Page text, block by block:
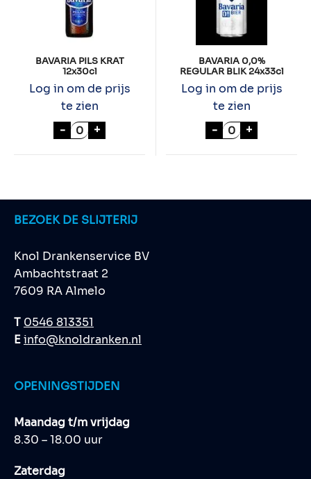
BAVARIA PILS KRAT
12x30cl
Log in om de prijs
te zien
- BAVARIA PILS KRAT 12x30cl aantal
+
BAVARIA 0,0%
REGULAR BLIK 24x33cl
Log in om de prijs
te zien
- BAVARIA 0,0%
+
BEZOEK DE SLIJTERIJ
Knol Drankenservice BV
Ambachtstraat 2
7609 RA Almelo
T 0546 813351
Einfo@knoldranken.nl
OPENINGSTIJDEN
Maandag t/m vrijdag
8.30 – 18.00 uur
Zaterdag